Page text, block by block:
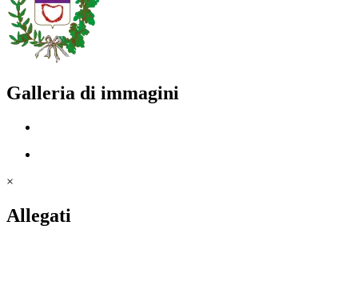
Galleria di immagini
×
Allegati